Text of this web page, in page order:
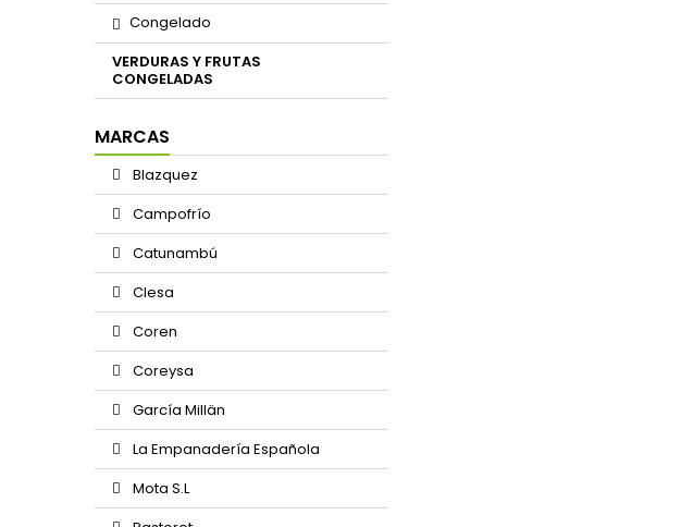
Congelado
VERDURAS Y FRUTAS
CONGELADAS
MARCAS
Blazquez
Campofrío
Catunambú
Clesa
Coren
Coreysa
García Millän
La Empanadería Española
Mota S.L